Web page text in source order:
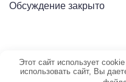
Обсуждение закрыто
© 2026 Портал по
помощью
Этот сайт использует
использовать сайт, Вы